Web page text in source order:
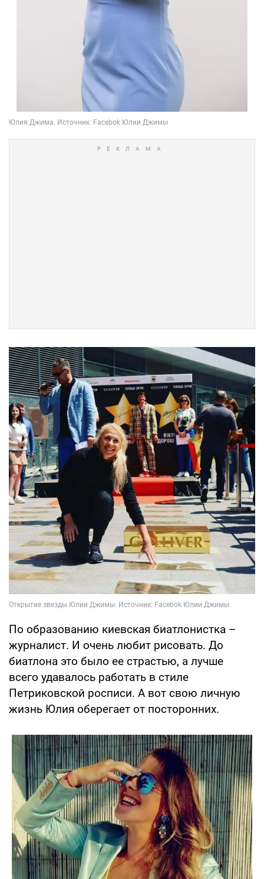
По образованию киевская биатлонистка –
журналист. И очень любит рисовать. До
биатлона это было ее страстью, а лучше
всего удавалось работать в стиле
Петриковской росписи. А вот свою личную
жизнь Юлия оберегает от посторонних.